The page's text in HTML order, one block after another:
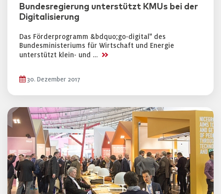
Bundesregierung unterstützt KMUs bei der
Digitalisierung
Das Förderprogramm &bdquo;go-digital" des
Bundesministeriums für Wirtschaft und Energie
unterstützt klein- und … >>
30. Dezember 2017